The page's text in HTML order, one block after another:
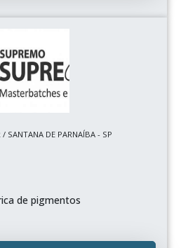
/ SANTANA DE PARNAÍBA - SP
de pigmentos